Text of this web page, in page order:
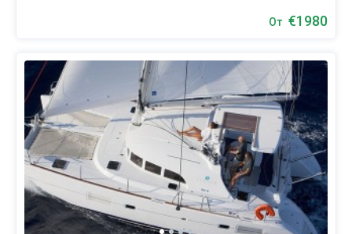
От €1980